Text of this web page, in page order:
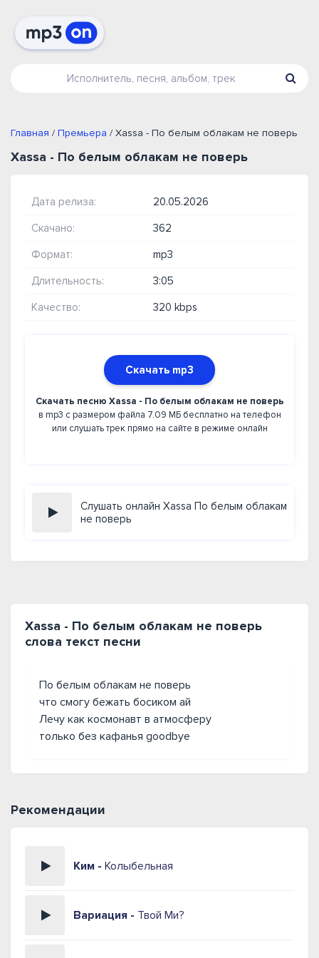
Главная / Премьера / Xassa - По белым облакам не поверь
Xassa - По белым облакам не поверь
Дата релиза: 20.05.2026
Скачано: 362
Формат: mp3
Длительность: 3:05
Качество: 320 kbps
Скачать mp3
Скачать песню Xassa - По белым облакам не поверь
в mp3 с размером файла 7.09 МБ бесплатно на телефон
или слушать трек прямо на сайте в режиме онлайн
Слушать онлайн Xassa По белым облакам
не поверь
Xassa - По белым облакам не поверь
слова текст песни
По белым облакам не поверь
что смогу бежать босиком ай
Лечу как космонавт в атмосферу
только без кафанья goodbye
Рекомендации
Ким - Колыбельная
Вариация - Твой Ми?